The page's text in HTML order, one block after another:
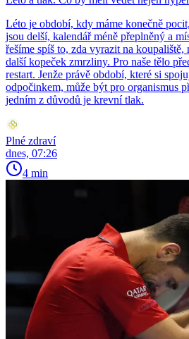
Léto je období, kdy máme konečně
jsou delší, kalendář méně přeplněný a
řešíme spíš to, zda vyrazit na koupaliště,
další kopeček zmrzliny. Pro naše tělo
restart. Jenže právě období, které si
odpočinkem, může být pro organismus
jedním z důvodů je krevní tlak.
Plné zdraví
dnes, 07:26
4 min